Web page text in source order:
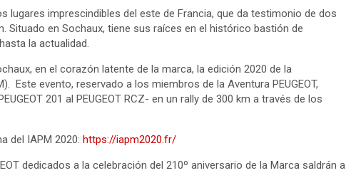
lugares imprescindibles del este de Francia, que da testimonio de dos
Situado en Sochaux, tiene sus raíces en el histórico bastión de
la actualidad.
en el corazón latente de la marca, la edición 2020 de la
Este evento, reservado a los miembros de la Aventura PEUGEOT,
201 al PEUGEOT RCZ- en un rally de 300 km a través de los
del IAPM 2020: https://iapm2020.fr/
dedicados a la celebración del 210º aniversario de la Marca saldrán a